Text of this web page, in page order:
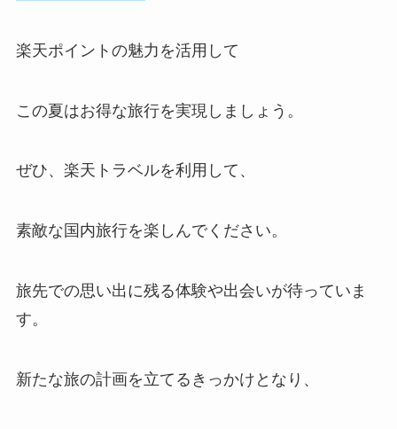
楽天ポイントの魅力を活用して
この夏はお得な旅行を実現しましょう。
ぜひ、楽天トラベルを利用して、
素敵な国内旅行を楽しんでください。
旅先での思い出に残る体験や出会いが待っていま
す。
新たな旅の計画を立てるきっかけとなり、